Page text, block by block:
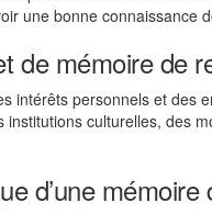
une bonne
de mémoire de
intérêts personnels et
institutions culturelles, des
d’une